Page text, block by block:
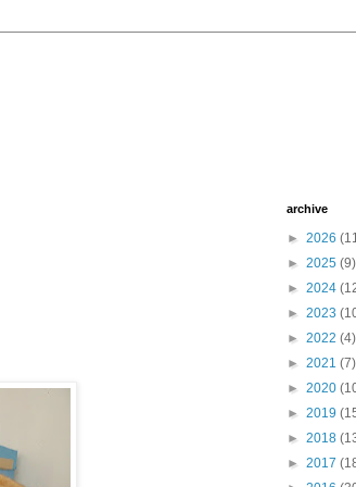
archive
► 2026
► 2025 (9)
► 2024
► 2023
► 2022 (4)
► 2021 (7)
► 2020
► 2019
► 2018
► 2017